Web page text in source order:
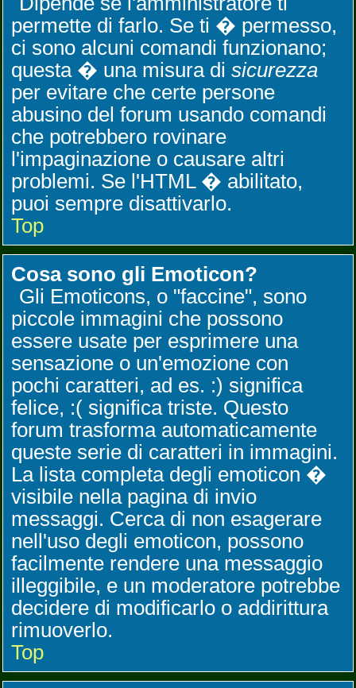
permette di farlo. Se ti � permesso,
ci sono alcuni comandi funzionano;
questa � una misura di sicurezza
per evitare che certe persone
abusino del forum usando comandi
che potrebbero rovinare
l'impaginazione o causare altri
problemi. Se l'HTML � abilitato,
puoi sempre disattivarlo.
Top
Cosa sono gli Emoticon?
Gli Emoticons, o "faccine", sono
piccole immagini che possono
essere usate per esprimere una
sensazione o un'emozione con
pochi caratteri, ad es. :) significa
felice, :( significa triste. Questo
forum trasforma automaticamente
queste serie di caratteri in immagini.
La lista completa degli emoticon �
visibile nella pagina di invio
messaggi. Cerca di non esagerare
nell'uso degli emoticon, possono
facilmente rendere una messaggio
illeggibile, e un moderatore potrebbe
decidere di modificarlo o addirittura
rimuoverlo.
Top